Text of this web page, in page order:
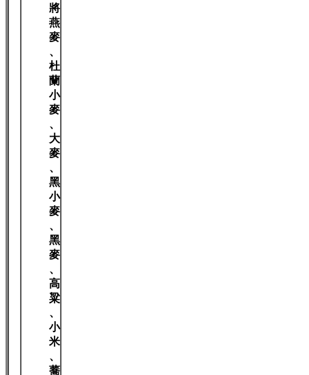
將
燕
麥
、
杜
蘭
小
麥
、
大
麥
、
黑
小
麥
、
黑
麥
、
高
粱
、
小
米
、
蕎